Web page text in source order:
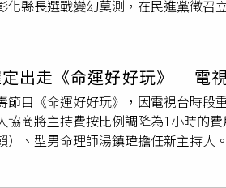
，粽子摻紅棗的叫棗粽，棗粽諧音
在端午節午時（11點至13點之間）
室的「財位」（大門斜對角角落，
立蛋即可；開店舖的老闆，可選在櫃
在臥室及床上，可以增加異性緣。
。10.發財水端午節正午之時取硬幣
幣用寶特瓶等容器裝盛，置於住家或
改運法：一、發財水：端午節正午之
水」及硬幣用寶特瓶等容器裝盛，置
神」：「五黃星」又稱「瘟神」，
裝修，輕則災病，重者損人丁。若遇
床在此方位，則可放置葫蘆、六帝錢
南方，在「端午節」當天中午11點
南方「瘟神」往大門口灑淨出去，
11點至13點用碗盛「午時水」，取
灑淨至樓梯，然後由樓梯再灑淨至
升宅運。四、「午時水」淨身：「
化縣長選戰變幻莫測，在民進黨徵
。爭取民進黨提名失利的邱建富，
型科技產業進駐，導致薪資成長有
此他表示，主張爭取興建每日供水量
不僅能提升彰化供水韌性，更能成
，更是讓政府擁有更多資源照顧民眾
展基金及青年社會住宅等政策，打
有未來、家庭有希望、產業有發展
5中間選民支持。他認為，若是藍綠
出走《命運好好玩》 電
節目《命運好好玩》，因電視台時
協商將主持費按比例調降為1小時的
）、型男命理師湯鎮瑋擔任新主持
命理節目之一，而陳亞蘭則
人一職對於節目變動。電視台回應